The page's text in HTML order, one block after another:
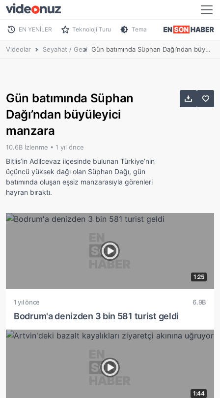
EN YENİLER Teknoloji Turu Tema
Videolar Seyahat / Gezi Gün batımında Süphan Dağı’ndan büyüleyici manzara
Gün batımında Süphan
Dağı’ndan büyüleyici
manzara
10.6B İzlenme • 1 yıl önce
Bitlis’in Adilcevaz ilçesinde bulunan Türkiye’nin
üçüncü yüksek dağı olan Süphan Dağı, gün
batımında oluşan eşsiz manzarasıyla görenleri
hayran bıraktı.
1:25
1 yıl önce 6.9B
Bodrum'a denizden 3 bin 581 turist geldi
1:44